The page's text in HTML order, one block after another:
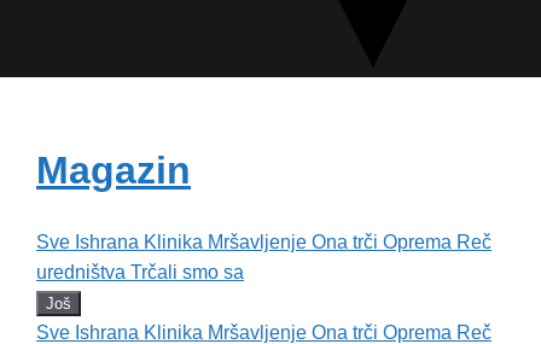
Magazin
Sve Ishrana Klinika Mršavljenje Ona trči Oprema Reč
uredništva Trčali smo sa
Još
Sve Ishrana Klinika Mršavljenje Ona trči Oprema Reč